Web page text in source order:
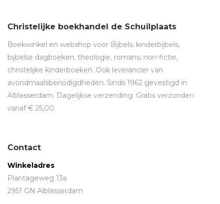
Christelijke boekhandel de Schuilplaats
Boekwinkel en webshop voor Bijbels, kinderbijbels,
bijbelse dagboeken, theologie, romans, non-fictie,
christelijke kinderboeken. Ook leverancier van
avondmaalsbenodigdheden. Sinds 1962 gevestigd in
Alblasserdam. Dagelijkse verzending. Gratis verzonden
vanaf € 25,00.
Contact
Winkeladres
Plantageweg 13a
2951 GN Alblasserdam